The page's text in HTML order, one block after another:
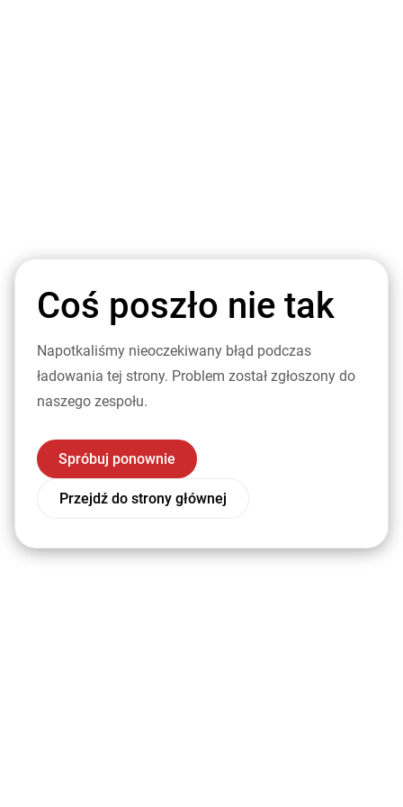
Coś poszło nie tak
Napotkaliśmy nieoczekiwany błąd podczas
ładowania tej strony. Problem został zgłoszony do
naszego zespołu.
Spróbuj ponownie
Przejdź do strony głównej